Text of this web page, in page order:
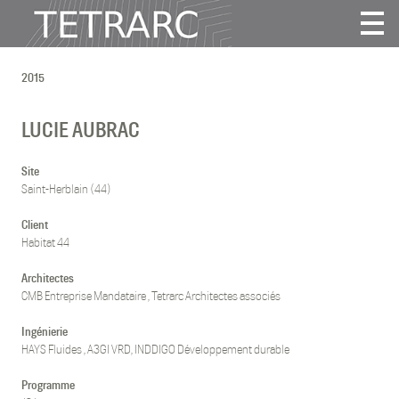
Actualité
Agence
Publications
Contact
Tous
Habitat
Culture
Activité
Enseignement
2015
LUCIE AUBRAC
Site
Saint-Herblain (44)
Client
Habitat 44
Architectes
CMB Entreprise Mandataire , Tetrarc Architectes associés
Ingénierie
HAYS Fluides , A3GI VRD, INDDIGO Développement durable
Programme